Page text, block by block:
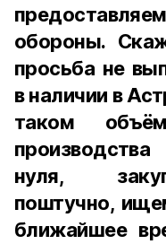
обороны.
просьба не
в наличии в
таком
нуля,
поштучно,
ближайшее